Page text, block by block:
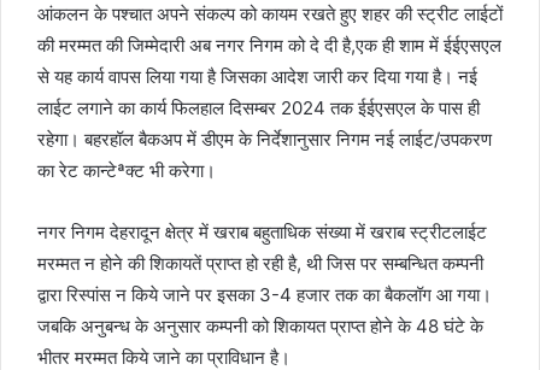
आंकलन के पश्चात अपने संकल्प को कायम रखते हुए शहर की स्ट्रीट लाईटों
की मरम्मत की जिम्मेदारी अब नगर निगम को दे दी है,एक ही शाम में ईईएसएल
से यह कार्य वापस लिया गया है जिसका आदेश जारी कर दिया गया है। नई
लाईट लगाने का कार्य फिलहाल दिसम्बर 2024 तक ईईएसएल के पास ही
रहेगा। बहरहॉल बैकअप में डीएम के निर्देशानुसार निगम नई लाईट/उपकरण
का रेट कान्टेªक्ट भी करेगा।
नगर निगम देहरादून क्षेत्र में खराब बहुताधिक संख्या में खराब स्ट्रीटलाईट
मरम्मत न होने की शिकायतें प्राप्त हो रही है, थी जिस पर सम्बन्धित कम्पनी
द्वारा रिस्पांस न किये जाने पर इसका 3-4 हजार तक का बैकलॉग आ गया।
जबकि अनुबन्ध के अनुसार कम्पनी को शिकायत प्राप्त होने के 48 घंटे के
भीतर मरम्मत किये जाने का प्राविधान है।